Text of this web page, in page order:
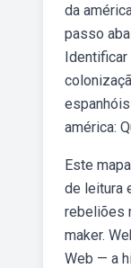
da
passo
américa:
Este
de leitura
rebeliões
maker.
Web — a